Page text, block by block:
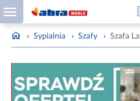
› Sypialnia › Szafy › Szafa